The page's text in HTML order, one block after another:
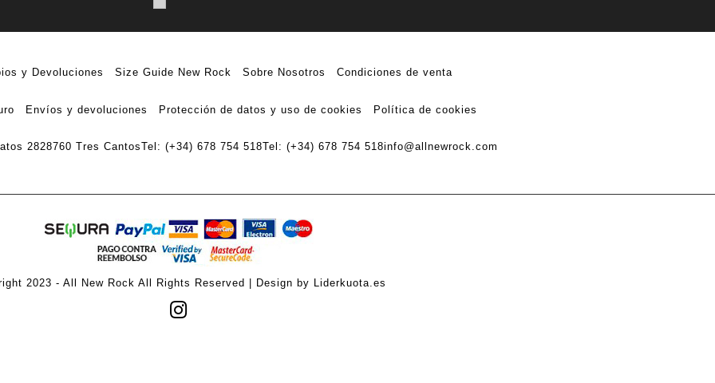
y Devoluciones Size Guide New Rock Sobre Nosotros Condiciones de venta
Envíos y devoluciones Protección de datos y uso de cookies Política de cookies
2828760 Tres CantosTel: (+34) 678 754 518Tel: (+34) 678 754 518info@allnewrock.com
2023 - All New Rock All Rights Reserved | Design by Liderkuota.es